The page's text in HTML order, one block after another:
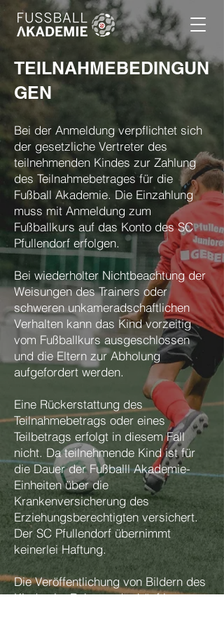
TEILNAHMEBEDINGUN
GEN
Bei der Anmeldung verpflichtet sich
der gesetzliche Vertreter des
teilnehmenden Kindes zur Zahlung
des Teilnahmebetrages für die
Fußball Akademie. Die Einzahlung
muss mit Anmeldung zum
Fußballkurs auf das Konto des SC
Pfullendorf erfolgen.
Bei wiederholter Nichtbeachtung der
Weisungen des Trainers oder
schweren unkameradschaftlichen
Verhalten kann das Kind vorzeitig
vom Fußballkurs ausgeschlossen
und die Eltern zur Abholung
aufgefordert werden.
Eine Rückerstattung des
Teilnahmebetrags oder eines
Teilbetrags erfolgt in diesem Fall
nicht. Da teilnehmende Kind ist für
die Dauer der Fußballl Akademie-
Einheiten über die
Krankenversicherung des
Erziehungsberechtigten versichert.
Der SC Pfullendorf übernimmt
keinerlei Haftung.
Die Veröffentlichung von Bildern des
Kindes im Rahmen der künftigen